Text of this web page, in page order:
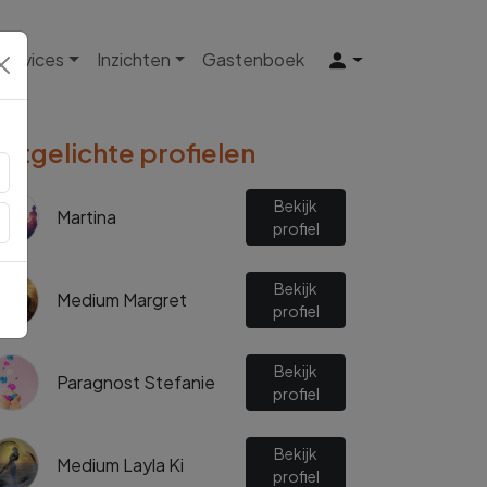
Inzichten Gastenboek
profielen
Martina
Bekijk
profiel
Medium Margret
Bekijk
profiel
Paragnost Stefanie
Bekijk
profiel
Medium Layla Ki
Bekijk
profiel